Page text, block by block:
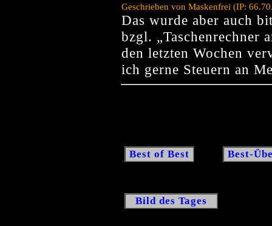
Geschrieben von Maskenfrei (IP:
Das wurde aber auch
bzgl. „Taschenrechner
den letzten Wochen
ich gerne Steuern an
Best of Best Best-
Bild des Tages